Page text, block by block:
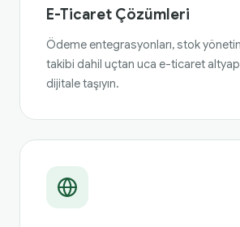
E-Ticaret Çözümleri
Ödeme entegrasyonları, stok
takibi dahil uçtan uca e-ticaret
dijitale taşıyın.